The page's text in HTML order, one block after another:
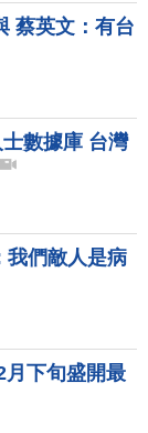
蔡英文：有台
數據庫 台灣
我們敵人是病
月下旬盛開最